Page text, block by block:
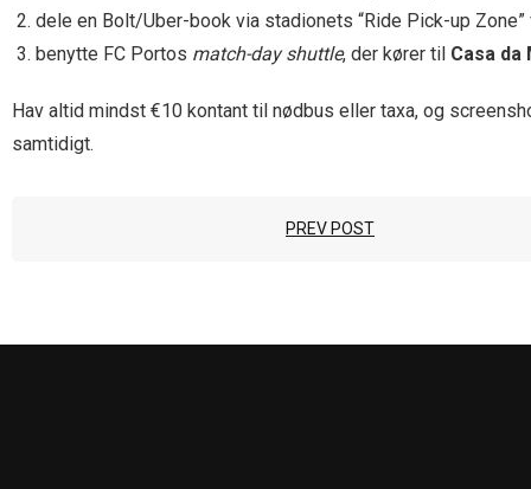
dele en Bolt/Uber-book via stadionets “Ride Pick-up Zone”
benytte FC Portos match-day shuttle, der kører til Casa da
Hav altid mindst €10 kontant til nødbus eller taxa, og
samtidigt.
PREV POST